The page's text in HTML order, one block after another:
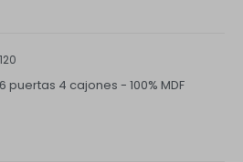
puertas 4 cajones - 100% MDF